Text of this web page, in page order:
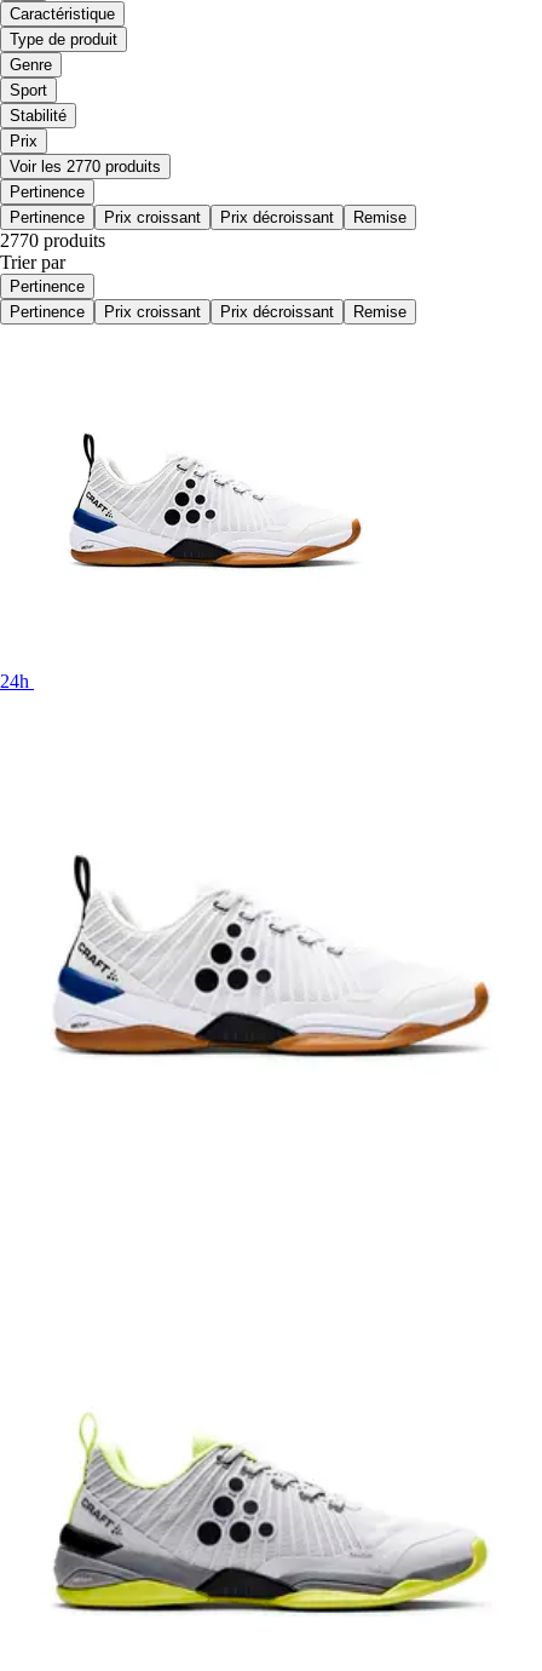
Caractéristique
Type de produit
Genre
Sport
Stabilité
Prix
Voir les 2770 produits
Pertinence
Pertinence
Prix croissant Prix décroissant Remise
2770 produits
Trier par
Pertinence
Pertinence
Prix croissant Prix décroissant Remise
24h